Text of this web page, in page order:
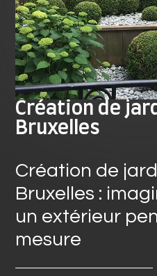
Création de
Bruxelles
Création de
Bruxelles :
un extérieur
mesure